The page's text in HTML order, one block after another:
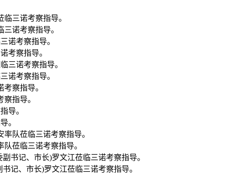
诺考察指导。
考察指导。
诺考察指导。
指导。
。
莅临三诺考察指导。
记、市长)罗文江莅临三诺考察指导。